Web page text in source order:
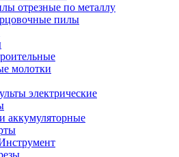
отрезные по металлу
пилы
молотки
электрические
аккумуляторные